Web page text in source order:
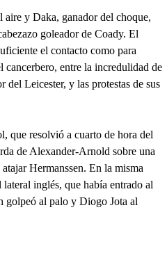
aire y Daka, ganador del choque,
goleador de Coady. El
el contacto como para
cancerbero, entre la incredulidad de
Leicester, y las protestas de sus
que resolvió a cuarto de hora del
de Alexander-Arnold sobre una
Hermanssen. En la misma
inglés, que había entrado al
golpeó al palo y Diogo Jota al